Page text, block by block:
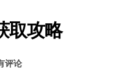
取攻略
评论